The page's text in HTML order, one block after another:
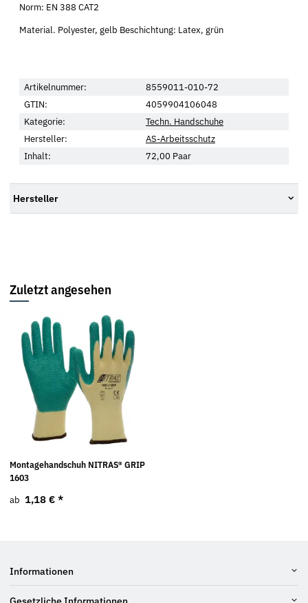
Norm: EN 388 CAT2
Material. Polyester, gelb Beschichtung: Latex, grün
Artikelnummer:
8559011-010-72
GTIN:
4059904106048
Kategorie:
Techn. Handschuhe
Hersteller:
AS-Arbeitsschutz
Inhalt:
72,00 Paar
Hersteller
Zuletzt angesehen
Montagehandschuh NITRAS® GRIP
1603
ab 1,18 € *
Informationen